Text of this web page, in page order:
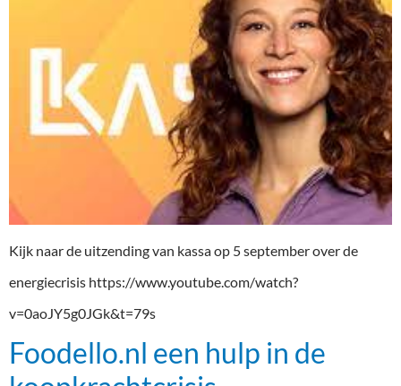
Kijk naar de uitzending van kassa op 5 september over de
energiecrisis https://www.youtube.com/watch?
v=0aoJY5g0JGk&t=79s
Foodello.nl een hulp in de